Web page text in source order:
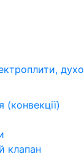
(конвекції)
клапан